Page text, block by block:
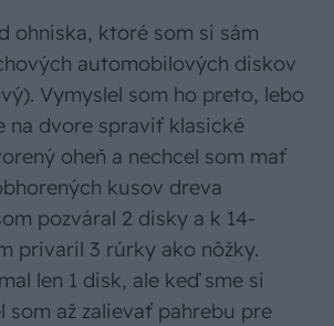
ohniska, ktoré som si sám
automobilových diskov
Vymyslel som ho preto, lebo
na dvore spraviť klasické
oheň a nechcel som mať
kusov dreva
pozváral 2 disky a k 14-
privaril 3 rúrky ako nôžky.
len 1 disk, ale keď sme si
som až zalievať pahrebu pre